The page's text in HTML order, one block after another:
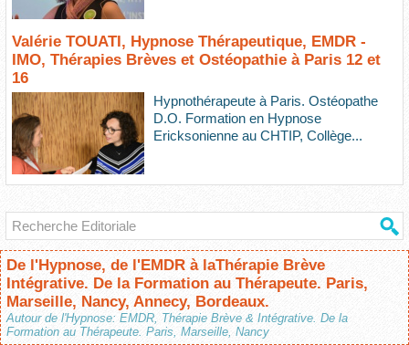
Valérie TOUATI, Hypnose Thérapeutique, EMDR -
IMO, Thérapies Brèves et Ostéopathie à Paris 12 et
16
Hypnothérapeute à Paris. Ostéopathe
D.O. Formation en Hypnose
Ericksonienne au CHTIP, Collège...
De l'Hypnose, de l'EMDR à laThérapie Brève
Intégrative. De la Formation au Thérapeute. Paris,
Marseille, Nancy, Annecy, Bordeaux.
Autour de l'Hypnose: EMDR, Thérapie Brève & Intégrative. De la
Formation au Thérapeute. Paris, Marseille, Nancy